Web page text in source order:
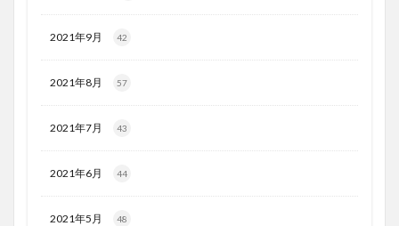
2021年9月 42
2021年8月 57
2021年7月 43
2021年6月 44
2021年5月 48